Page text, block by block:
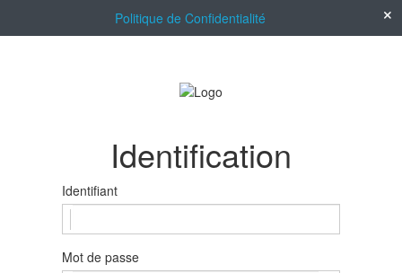
Politique de Confidentialité
Identification
Identifiant
Mot de passe